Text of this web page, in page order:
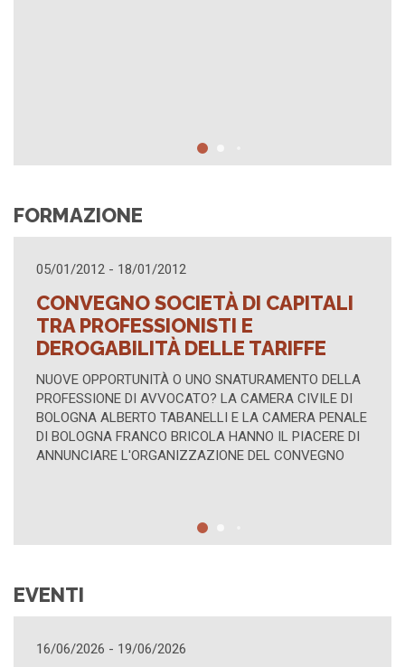
FORMAZIONE
01/2012
SOCIETÀ DI CAPITALI
E
DELLE TARIFFE
O UNO SNATURAMENTO DELLA
AVVOCATO? LA CAMERA CIVILE DI
TABANELLI E LA CAMERA PENALE
BRICOLA HANNO IL PIACERE DI
DEL CONVEGNO
TUTELA
AZIONE DI CLASSE
NELLE
CONVENTO DI S.
TRASLAZIONE,
LUNEDÌ 16 APRILE
EVENTI
06/2026 - 19/06/2026